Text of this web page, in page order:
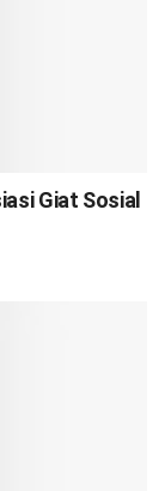
Giat Sosial